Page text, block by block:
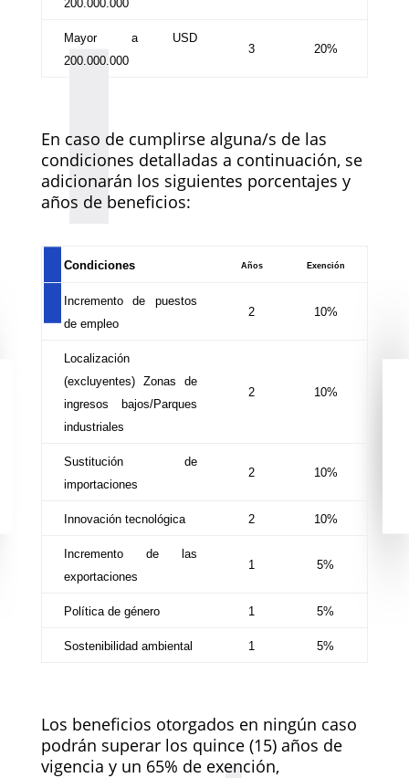
200.000.000
Mayor a USD
200.000.000
3 20%
En caso de cumplirse alguna/s de las
condiciones detalladas a continuación, se
adicionarán los siguientes porcentajes y
años de beneficios:
Condiciones Años Exención
Incremento de puestos
de empleo
2 10%
Localización
(excluyentes) Zonas de
ingresos bajos/Parques
industriales
2 10%
Sustitución de
importaciones
2 10%
Innovación tecnológica 2 10%
Incremento de las
exportaciones
1 5%
Política de género 1 5%
Sostenibilidad ambiental 1 5%
Los beneficios otorgados en ningún caso
podrán superar los quince (15) años de
vigencia y un 65% de exención,